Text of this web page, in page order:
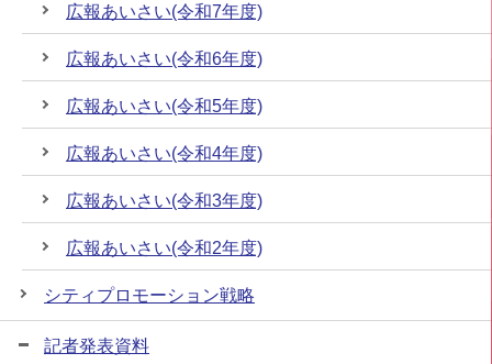
広報あいさい(令和7年度)
広報あいさい(令和6年度)
広報あいさい(令和5年度)
広報あいさい(令和4年度)
広報あいさい(令和3年度)
広報あいさい(令和2年度)
シティプロモーション戦略
記者発表資料